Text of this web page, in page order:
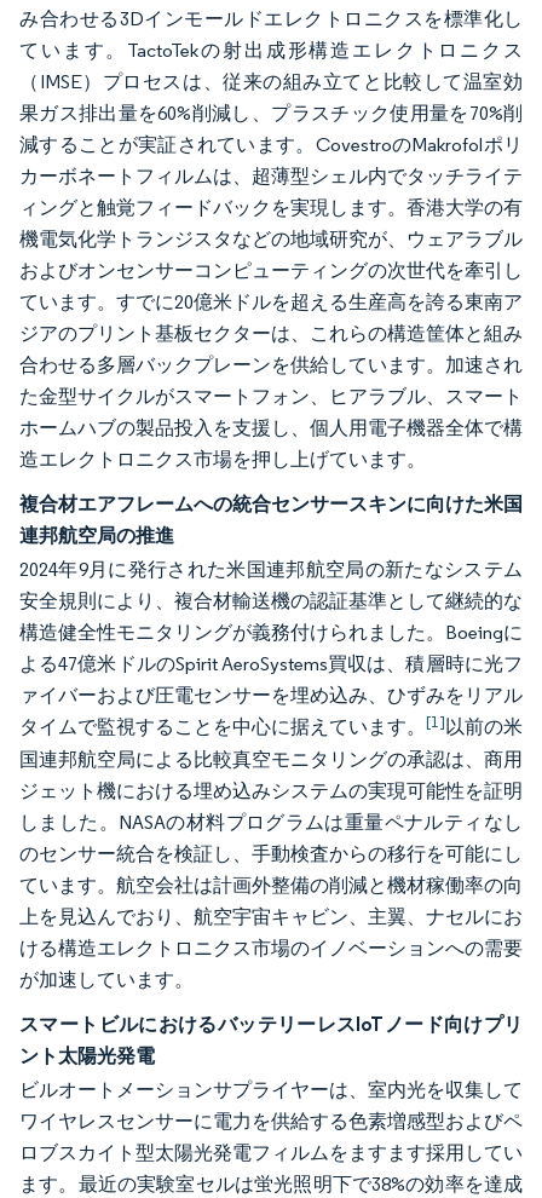
み合わせる3Dインモールドエレクトロニクスを標準化し
ています。TactoTekの射出成形構造エレクトロニクス
（IMSE）プロセスは、従来の組み立てと比較して温室効
果ガス排出量を60%削減し、プラスチック使用量を70%削
減することが実証されています。CovestroのMakrofolポリ
カーボネートフィルムは、超薄型シェル内でタッチライテ
ィングと触覚フィードバックを実現します。香港大学の有
機電気化学トランジスタなどの地域研究が、ウェアラブル
およびオンセンサーコンピューティングの次世代を牽引し
ています。すでに20億米ドルを超える生産高を誇る東南ア
ジアのプリント基板セクターは、これらの構造筐体と組み
合わせる多層バックプレーンを供給しています。加速され
た金型サイクルがスマートフォン、ヒアラブル、スマート
ホームハブの製品投入を支援し、個人用電子機器全体で構
造エレクトロニクス市場を押し上げています。
複合材エアフレームへの統合センサースキンに向けた米国
連邦航空局の推進
2024年9月に発行された米国連邦航空局の新たなシステム
安全規則により、複合材輸送機の認証基準として継続的な
構造健全性モニタリングが義務付けられました。Boeingに
よる47億米ドルのSpirit AeroSystems買収は、積層時に光フ
ァイバーおよび圧電センサーを埋め込み、ひずみをリアル
タイムで監視することを中心に据えています。 [1]以前の米
国連邦航空局による比較真空モニタリングの承認は、商用
ジェット機における埋め込みシステムの実現可能性を証明
しました。NASAの材料プログラムは重量ペナルティなし
のセンサー統合を検証し、手動検査からの移行を可能にし
ています。航空会社は計画外整備の削減と機材稼働率の向
上を見込んでおり、航空宇宙キャビン、主翼、ナセルにお
ける構造エレクトロニクス市場のイノベーションへの需要
が加速しています。
スマートビルにおけるバッテリーレスIoTノード向けプリ
ント太陽光発電
ビルオートメーションサプライヤーは、室内光を収集して
ワイヤレスセンサーに電力を供給する色素増感型およびペ
ロブスカイト型太陽光発電フィルムをますます採用してい
ます。最近の実験室セルは蛍光照明下で38%の効率を達成